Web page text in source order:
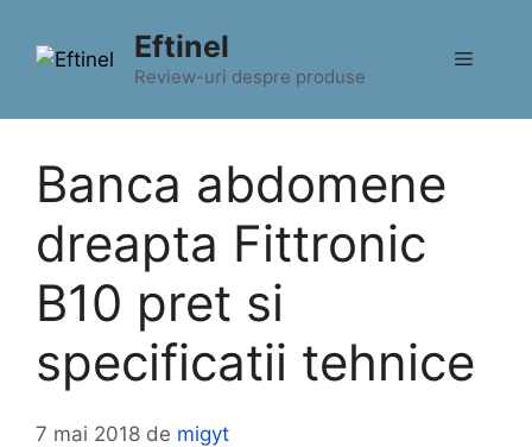
conținut
Eftinel
Review-uri despre produse
Meniu
Banca abdomene
dreapta Fittronic
B10 pret si
specificatii tehnice
7 mai 2018 de migyt